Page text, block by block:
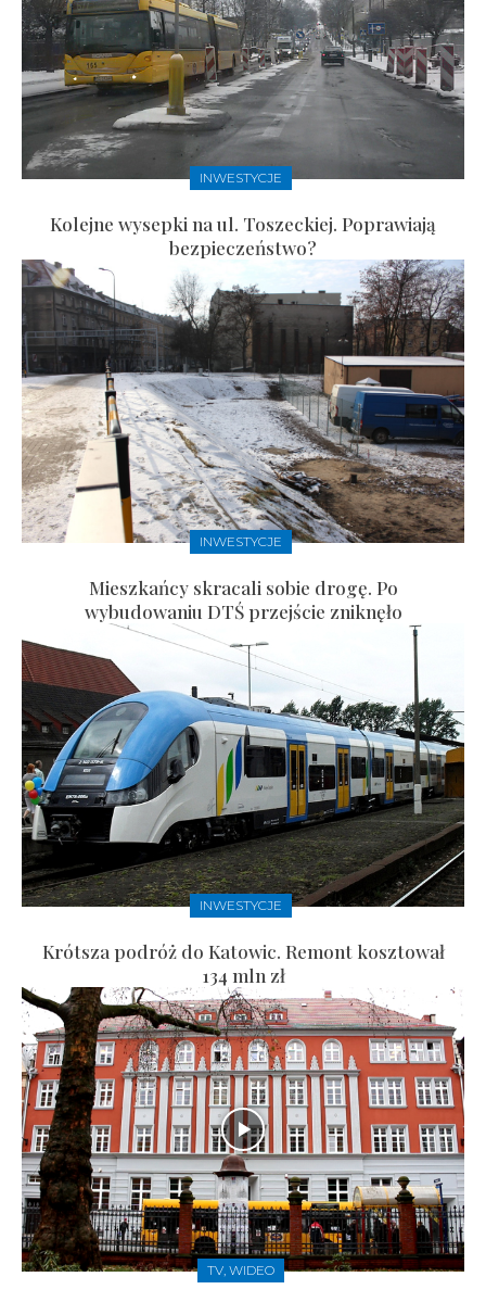
INWESTYCJE
Kolejne wysepki na ul. Toszeckiej. Poprawiają
bezpieczeństwo?
INWESTYCJE
Mieszkańcy skracali sobie drogę. Po
wybudowaniu DTŚ przejście zniknęło
INWESTYCJE
Krótsza podróż do Katowic. Remont kosztował
134 mln zł
TV, WIDEO